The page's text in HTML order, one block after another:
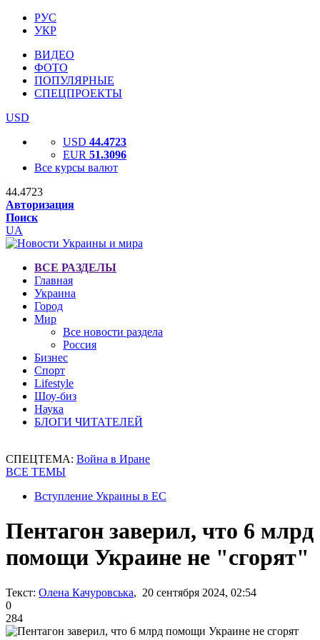
РУС
УКР
ВИДЕО
ФОТО
ПОПУЛЯРНЫЕ
СПЕЦПРОЕКТЫ
USD
USD 44.4723
EUR 51.3096
Все курсы валют
44.4723
Авторизация
Поиск
UA
ВСЕ РАЗДЕЛЫ
Главная
Украина
Город
Мир
Все новости раздела
Россия
Бизнес
Спорт
Lifestyle
Шоу-биз
Наука
БЛОГИ ЧИТАТЕЛЕЙ
СПЕЦТЕМА: Война в Иране
ВСЕ ТЕМЫ
Вступление Украины в ЕС
Пентагон заверил, что 6 млрд
помощи Украине не "сгорят"
Текст: Олена Качуровська, 20 сентября 2024, 02:54
0
284